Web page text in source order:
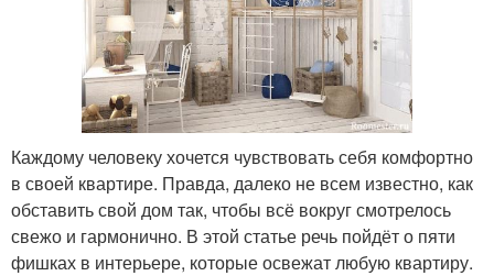
Каждому человеку хочется чувствовать себя комфортно
в своей квартире. Правда, далеко не всем известно, как
обставить свой дом так, чтобы всё вокруг смотрелось
свежо и гармонично. В этой статье речь пойдёт о пяти
фишках в интерьере, которые освежат любую квартиру.